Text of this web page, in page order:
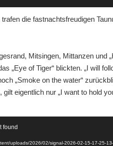
die fastnachtsfreudigen
Mitsingen, Mittanzen und
„Eye of Tiger“ blickten. „I will
„Smoke on the water“
eigentlich nur „I want to hold
found
uploads/2026/02/signal-2026-02-15-17-25-